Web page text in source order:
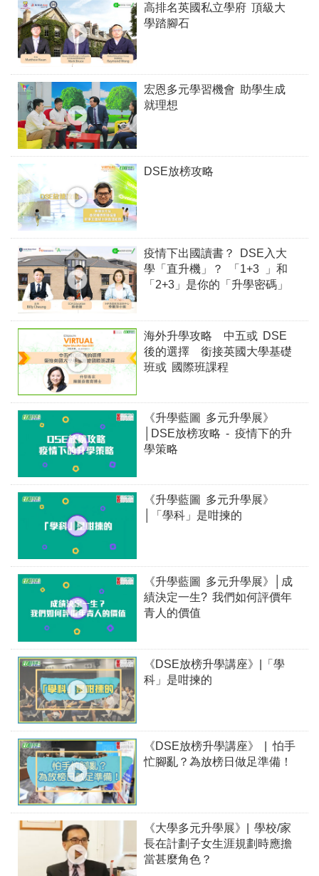
高排名英國私立學府 頂級大
學踏腳石
宏恩多元學習機會 助學生成
就理想
DSE放榜攻略
疫情下出國讀書？ DSE入大
學「直升機」？ 「1+3 」和
「2+3」是你的「升學密碼」
海外升學攻略 中五或 DSE
後的選擇 銜接英國大學基礎
班或 國際班課程
《升學藍圖 多元升學展》
│DSE放榜攻略 - 疫情下的升
學策略
《升學藍圖 多元升學展》
│「學科」是咁揀的
《升學藍圖 多元升學展》│成
績決定一生? 我們如何評價年
青人的價值
《DSE放榜升學講座》|「學
科」是咁揀的
《DSE放榜升學講座》 | 怕手
忙腳亂？為放榜日做足準備！
《大學多元升學展》| 學校/家
長在計劃子女生涯規劃時應擔
當甚麼角色？